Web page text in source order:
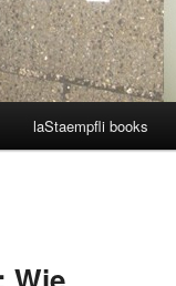
laStaempfli books